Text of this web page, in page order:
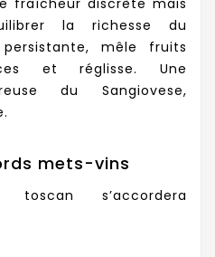
la richesse du
mêle fruits
et réglisse. Une
du Sangiovese,
mets-vins
s’accordera